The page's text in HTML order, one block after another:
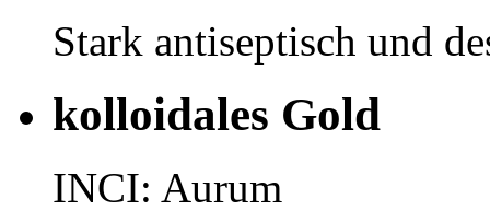
Stark antiseptisch und
kolloidales Gold
INCI: Aurum